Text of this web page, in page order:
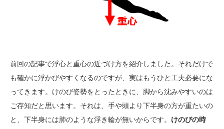
前回の記事で浮心と重心の近づけ方を紹介しました。それだけで
も確かに浮かびやすくなるのですが、実はもうひと工夫必要にな
ってきます。けのび姿勢をとったときに、脚から沈みやすいのは
ご存知だと思います。それは、手や頭より下半身の方が重たいの
と、下半身には肺のような浮き輪が無いからです。 けのびの時